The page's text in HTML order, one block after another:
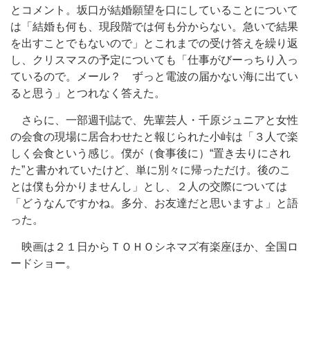
とコメント。坂口が結婚願望を口にしていることについて
は「結婚も何も、現段階では何も分からない。急いで結果
を出すことでもないので」とこれまでの受け答えを繰り返
し、クリスマスの予定についても「仕事がびーっちり入っ
ているので。メール？ ずっと電波の届かない海に出てい
ると思う」とつれなく答えた。
さらに、一部週刊誌で、先輩芸人・千原ジュニアと女性
の会食の現場に居合わせたと報じられた小峠は「３人で楽
しく会食という感じ。僕が（食事後に）“置き去りにされ
た”と書かれていたけど、単に別々に帰っただけ。後のこ
とは僕も分かりませんし」とし、２人の交際については
「どうなんですかね。多分、お友達だと思いますよ」と語
った。
映画は２１日からＴＯＨＯシネマズ有楽座ほか、全国ロ
ードショー。